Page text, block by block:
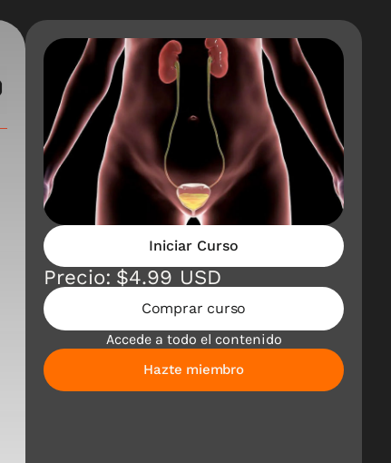
Iniciar Curso
Precio: $4.99 USD
Comprar curso
Accede a todo el contenido
Hazte miembro